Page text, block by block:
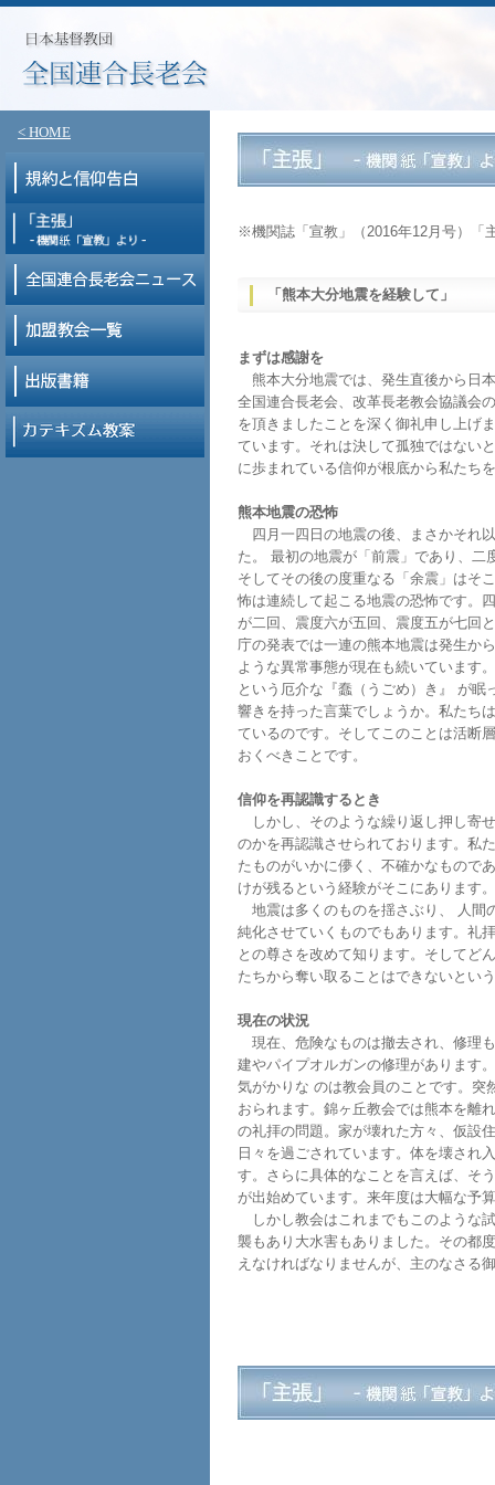
< HOME
※機関誌「宣教」（2016年12月号）「
「熊本大分地震を経験して」
まずは感謝を
熊本大分地震では、発生直後から日
全国連合長老会、改革長老教会協議会
を頂きましたことを深く御礼申し上げ
ています。それは決して孤独ではない
に歩まれている信仰が根底から私たち
熊本地震の恐怖
四月一四日の地震の後、まさかそれ
た。 最初の地震が「前震」であり、二
そしてその後の度重なる「余震」はそ
怖は連続して起こる地震の恐怖です。
が二回、震度六が五回、震度五が七回
庁の発表では一連の熊本地震は発生か
ような異常事態が現在も続いています
という厄介な『蠢（うごめ）き』 が
響きを持った言葉でしょうか。私たち
ているのです。そしてこのことは活断
おくべきことです。
信仰を再認識するとき
しかし、そのような繰り返し押し寄
のかを再認識させられております。私
たものがいかに儚く、不確かなもので
けが残るという経験がそこにあります。
地震は多くのものを揺さぶり、 人間
純化させていくものでもあります。礼
との尊さを改めて知ります。そしてど
たちから奪い取ることはできないとい
現在の状況
現在、危険なものは撤去され、修理
建やパイプオルガンの修理があります
気がかりな のは教会員のことです。突
おられます。錦ヶ丘教会では熊本を離
の礼拝の問題。家が壊れた方々、仮設
日々を過ごされています。体を壊され
す。さらに具体的なことを言えば、そ
が出始めています。来年度は大幅な予
しかし教会はこれまでもこのような
襲もあり大水害もありました。その都
えなければなりませんが、主のなさる